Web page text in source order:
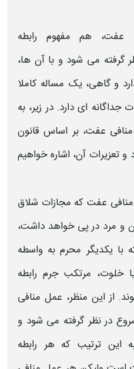
عفت، هم مفهوم رابطه
گرفته می شود و با آن ها،
و گاهی، یک مساله کاملا
ای دارد. در زیر، به
عفت،بر اساس قانون
آن، اشاره خواهیم
منافی عفت که مجازات شلاق
را برای زن و مرد در پی خواهد داشت،
یکدیگر محرم به واسطه
خلوت، مرتکب جرم رابطه
از این منظر، عمل منافی
در نظر گرفته می شود و
این ترتیب که هر رابطه